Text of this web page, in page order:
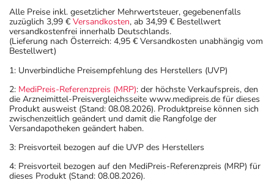
Alle Preise inkl. gesetzlicher Mehrwertsteuer, gegebenenfalls
zuzüglich 3,99 € Versandkosten, ab 34,99 € Bestellwert
versandkostenfrei innerhalb Deutschlands.
(Lieferung nach Österreich: 4,95 € Versandkosten unabhängig vom
Bestellwert)
1: Unverbindliche Preisempfehlung des Herstellers (UVP)
2: MediPreis-Referenzpreis (MRP): der höchste Verkaufspreis, den
die Arzneimittel-Preisvergleichsseite www.medipreis.de für dieses
Produkt ausweist (Stand: 08.08.2026). Produktpreise können sich
zwischenzeitlich geändert und damit die Rangfolge der
Versandapotheken geändert haben.
3: Preisvorteil bezogen auf die UVP des Herstellers
4: Preisvorteil bezogen auf den MediPreis-Referenzpreis (MRP) für
dieses Produkt (Stand: 08.08.2026).